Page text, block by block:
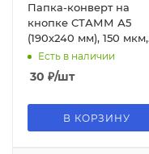
Папка-конверт на
кнопке СТАММ А5
(190х240 мм), 150 мкм,
пластик, прозрачная,
красная, ММ-31905
Есть в наличии
30 ₽/шт
В КОРЗИНУ